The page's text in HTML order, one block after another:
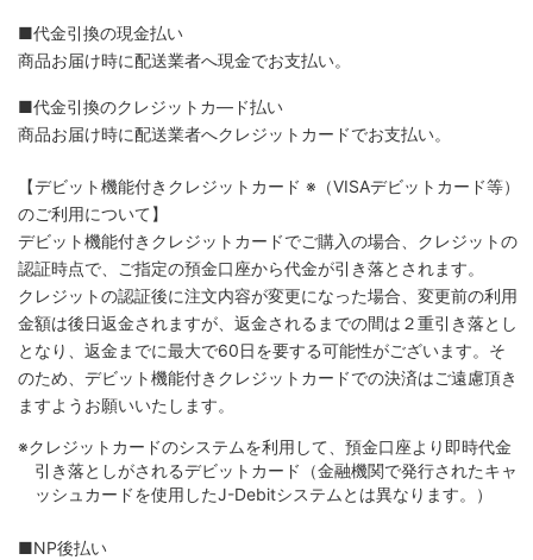
■代金引換の現金払い
商品お届け時に配送業者へ現金でお支払い。
■代金引換のクレジットカ―ド払い
商品お届け時に配送業者へクレジットカードでお支払い。
【デビット機能付きクレジットカード ※（VISAデビットカード等）
のご利用について】
デビット機能付きクレジットカードでご購入の場合、クレジットの
認証時点で、ご指定の預金口座から代金が引き落とされます。
クレジットの認証後に注文内容が変更になった場合、変更前の利用
金額は後日返金されますが、返金されるまでの間は２重引き落とし
となり、返金までに最大で60日を要する可能性がございます。そ
のため、デビット機能付きクレジットカードでの決済はご遠慮頂き
ますようお願いいたします。
※クレジットカードのシステムを利用して、預金口座より即時代金
引き落としがされるデビットカード（金融機関で発行されたキャ
ッシュカードを使用したJ-Debitシステムとは異なります。）
■NP後払い